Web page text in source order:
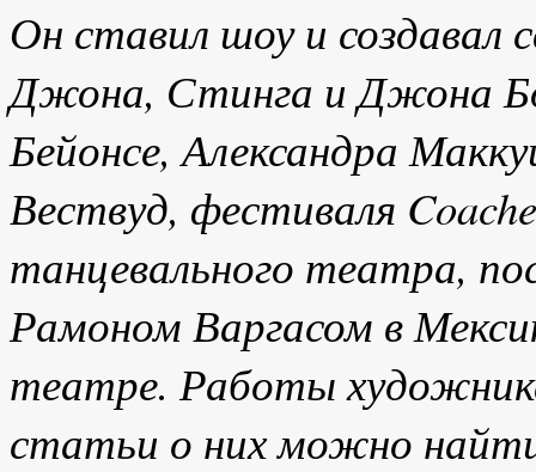
Он ставил шоу и создавал
Джона, Стинга и Джона
Бейонсе, Александра
Вествуд, фестиваля
танцевального театра,
Рамоном Варгасом в
театре. Работы
статьи о них можно